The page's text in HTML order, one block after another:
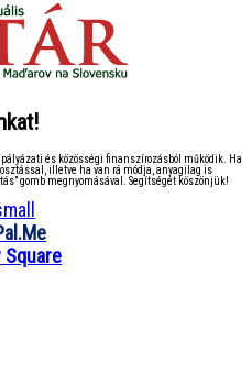
és közösségi finanszírozásból működik. Ha
illetve ha van rá módja, anyagilag is
gomb megnyomásával. Segítségét köszönjük!
Square